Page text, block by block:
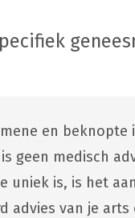
en
geen medisch
uniek is, is het
advies van je